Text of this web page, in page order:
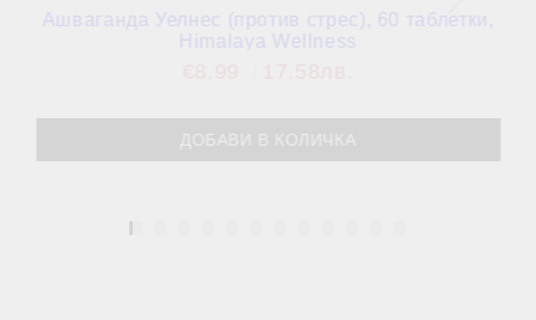
Ашваганда Уелнес (против стрес), 60 таблетки,
Himalaya Wellness